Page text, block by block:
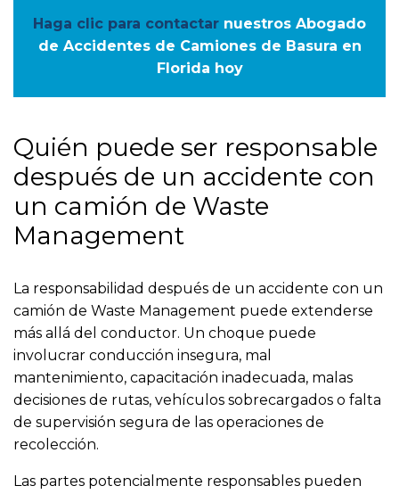
Haga clic para contactar nuestros Abogado
de Accidentes de Camiones de Basura en
Florida hoy
Quién puede ser responsable
después de un accidente con
un camión de Waste
Management
La responsabilidad después de un accidente con un
camión de Waste Management puede extenderse
más allá del conductor. Un choque puede
involucrar conducción insegura, mal
mantenimiento, capacitación inadecuada, malas
decisiones de rutas, vehículos sobrecargados o falta
de supervisión segura de las operaciones de
recolección.
Las partes potencialmente responsables pueden